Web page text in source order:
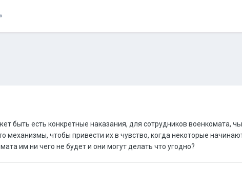
быть есть конкретные наказания, для сотрудников военкомата,
механизмы, чтобы привести их в чувство, когда некоторые
им ни чего не будет и они могут делать что угодно?